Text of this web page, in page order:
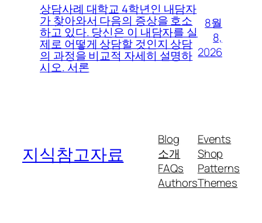
상담사례 대학교 4학년인 내담자
가 찾아와서 다음의 증상을 호소
하고 있다. 당신은 이 내담자를 실
제로 어떻게 상담할 것인지 상담
의 과정을 비교적 자세히 설명하
시오. 서론
8월
8,
2026
지식참고자료
Blog
소개
FAQs
Authors
Events
Shop
Patterns
Themes